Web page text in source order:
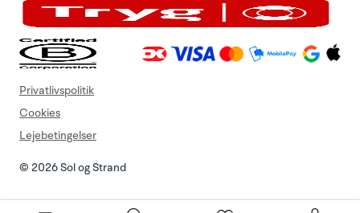
© 2026 Sol og Strand
Privatlivspolitik
Cookies
Lejebetingelser